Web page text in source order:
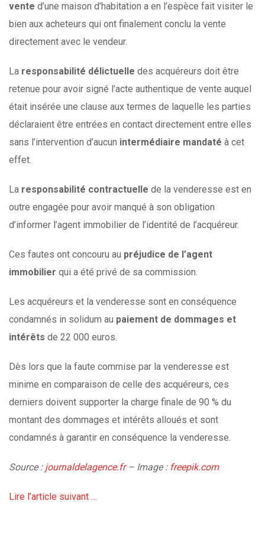
vente d’une maison d’habitation a en l’espèce fait visiter le
bien aux acheteurs qui ont finalement conclu la vente
directement avec le vendeur.
La responsabilité délictuelle des acquéreurs doit être
retenue pour avoir signé l’acte authentique de vente auquel
était insérée une clause aux termes de laquelle les parties
déclaraient être entrées en contact directement entre elles
sans l’intervention d’aucun intermédiaire mandaté à cet
effet.
La responsabilité contractuelle de la venderesse est en
outre engagée pour avoir manqué à son obligation
d’informer l’agent immobilier de l’identité de l’acquéreur.
Ces fautes ont concouru au préjudice de l’agent
immobilier qui a été privé de sa commission.
Les acquéreurs et la venderesse sont en conséquence
condamnés in solidum au paiement de dommages et
intérêts de 22 000 euros.
Dès lors que la faute commise par la venderesse est
minime en comparaison de celle des acquéreurs, ces
derniers doivent supporter la charge finale de 90 % du
montant des dommages et intérêts alloués et sont
condamnés à garantir en conséquence la venderesse.
Source : journaldelagence.fr– Image : freepik.com
Lire l’article suivant …